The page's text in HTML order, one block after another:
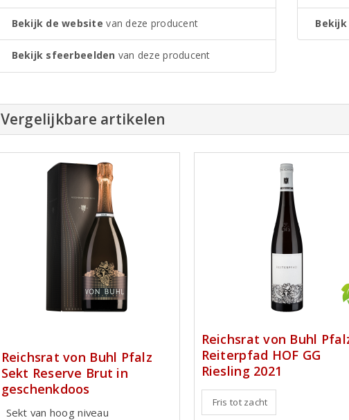
Bekijk de website van deze producent
Bekijk sfeerbeelden van deze producent
Vergelijkbare artikelen
Reichsrat von Buhl Pfalz
Sekt Reserve Brut in
geschenkdoos
Sekt van hoog niveau
Reichsrat von Buhl
Reiterpfad HOF GG
Riesling 2021
Fris tot zacht